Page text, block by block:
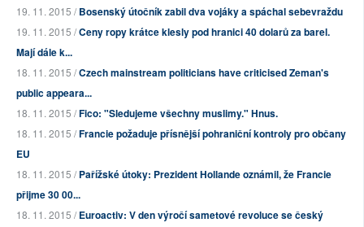
19. 11. 2015 /Bosenský útočník zabil dva vojáky a spáchal sebevraždu
19. 11. 2015 /Ceny ropy krátce klesly pod hranici 40 dolarů za barel.
Mají dále k...
18. 11. 2015 /Czech mainstream politicians have criticised Zeman's
public appeara...
18. 11. 2015 /Fico: "Sledujeme všechny muslimy." Hnus.
18. 11. 2015 /Francie požaduje přísnější pohraniční kontroly pro občany
EU
18. 11. 2015 /Pařížské útoky: Prezident Hollande oznámil, že Francie
přijme 30 00...
18. 11. 2015 /Euroactiv: V den výročí sametové revoluce se český